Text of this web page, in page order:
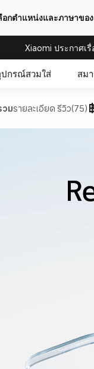
อกตำแหน่งและภาษาขอ
Xiaomi ประกาศเ
กรณ์สวมใส่ สม
วมรายละเอียด รีวิว(75)